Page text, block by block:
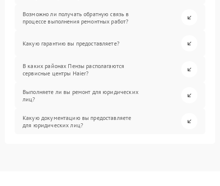
Возможно ли получать обратную связь в
процессе выполнения ремонтных работ?
Какую гарантию вы предоставляете?
В каких районах Пензы располагаются
сервисные центры Haier?
Выполняете ли вы ремонт для юридических
лиц?
Какую документацию вы предоставляете
для юридических лиц?